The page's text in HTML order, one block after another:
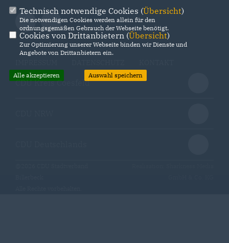
CDU Kreis Coesfeld
Technisch notwendige Cookies (Übersicht)
Die notwendigen Cookies werden allein für den
ordnungsgemäßen Gebrauch der Webseite benötigt.
Cookies von Drittanbietern (Übersicht)
Zur Optimierung unserer Webseite binden wir Dienste und
Angebote von Drittanbietern ein.
Alle akzeptieren Auswahl speichern